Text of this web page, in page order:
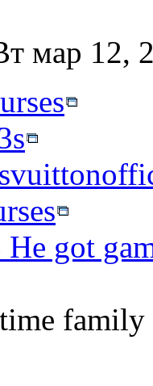
мар 12,
got
family